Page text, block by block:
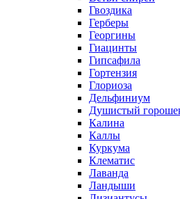
Гвоздика
Герберы
Георгины
Гиацинты
Гипсафила
Гортензия
Глориоза
Дельфиниум
Душистый
Калина
Каллы
Куркума
Клематис
Лаванда
Ландыши